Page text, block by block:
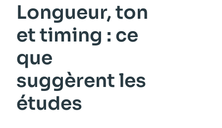
Longueur, ton
et timing : ce
que
suggèrent les
études